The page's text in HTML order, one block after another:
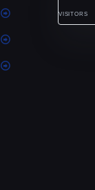
VISITORS